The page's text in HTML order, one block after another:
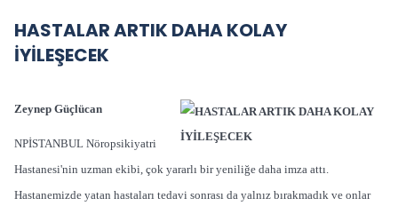
HASTALAR ARTIK DAHA KOLAY
İYİLEŞECEK
Zeynep Güçlücan
NPİSTANBUL Nöropsikiyatri
Hastanesi'nin uzman ekibi, çok yararlı bir yeniliğe daha imza attı.
Hastanemizde yatan hastaları tedavi sonrası da yalnız bırakmadık ve onlar